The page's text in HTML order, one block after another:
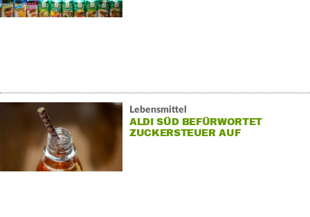
Lebensmittel
ALDI SÜD BEFÜRWORTET
ZUCKERSTEUER AUF